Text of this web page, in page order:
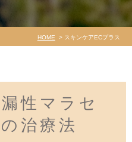
HOME スキンケアECプラス
性マラセ
治療法